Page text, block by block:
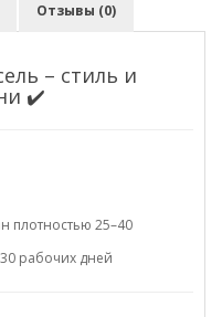
Отзывы (0)
– стиль и
✔️
плотностью 25–40
рабочих дней